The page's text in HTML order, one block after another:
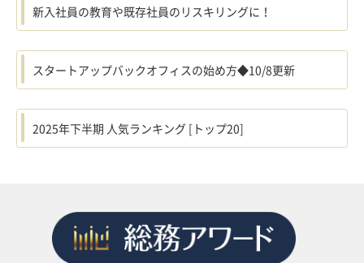
新入社員の教育や既存社員のリスキリングに！
スタートアップバックオフィスの始め方◆10/8更新
2025年下半期 人気ランキング [トップ20]